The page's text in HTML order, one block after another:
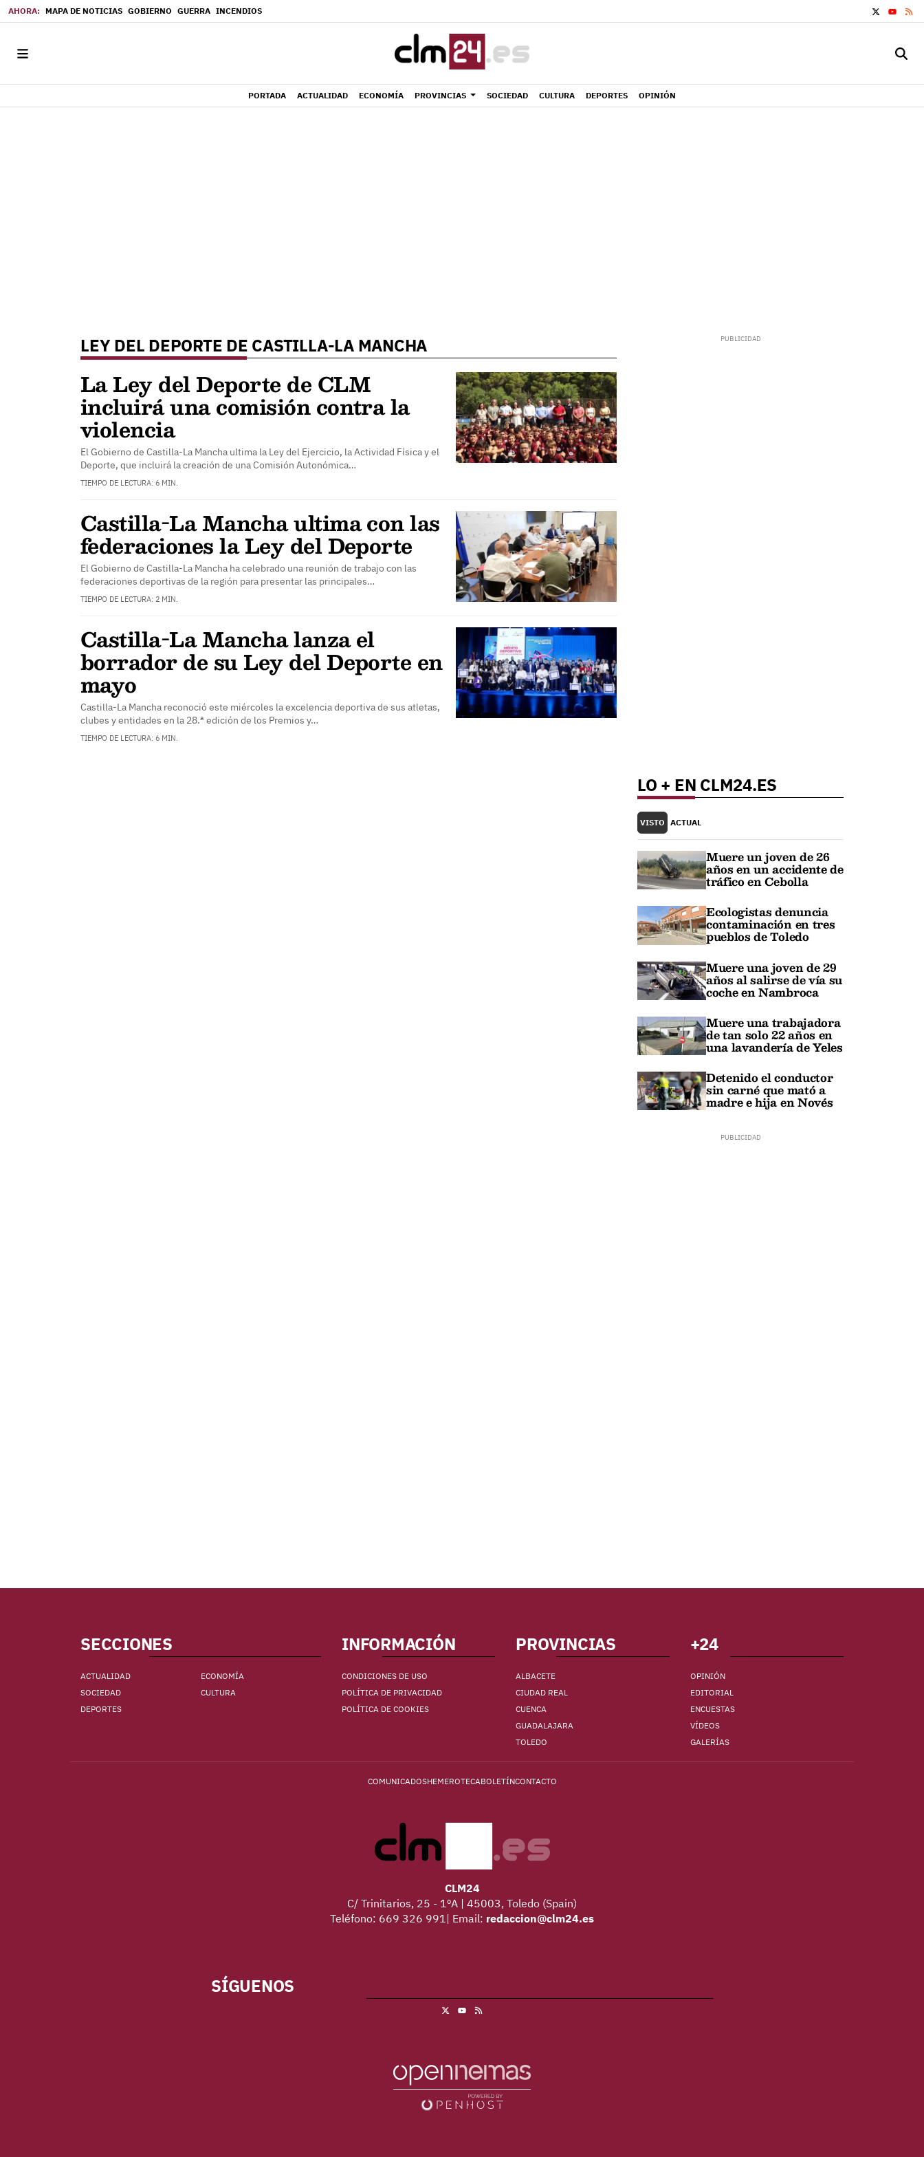
MAPA DE NOTICIAS GOBIERNO GUERRA INCENDIOS
YOUTUBE
PORTADA ACTUALIDAD ECONOMÍA PROVINCIAS SOCIEDAD CULTURA DEPORTES OPINIÓN
LEY DEL DEPORTE DE CASTILLA-LA MANCHA
La Ley del Deporte de CLM
incluirá una comisión contra la
violencia
El Gobierno de Castilla-La Mancha ultima la Ley del Ejercicio, la Actividad Física y el
Deporte, que incluirá la creación de una Comisión Autonómica…
TIEMPO DE LECTURA: 6 MIN.
Castilla-La Mancha ultima con las
federaciones la Ley del Deporte
El Gobierno de Castilla-La Mancha ha celebrado una reunión de trabajo con las
federaciones deportivas de la región para presentar las principales…
TIEMPO DE LECTURA: 2 MIN.
Castilla-La Mancha lanza el
borrador de su Ley del Deporte en
mayo
Castilla-La Mancha reconoció este miércoles la excelencia deportiva de sus atletas,
clubes y entidades en la 28.ª edición de los Premios y…
TIEMPO DE LECTURA: 6 MIN.
LO + EN CLM24.ES
VISTO ACTUAL
Muere un joven de 26
años en un accidente de
tráfico en Cebolla
Ecologistas denuncia
contaminación en tres
pueblos de Toledo
Muere una joven de 29
años al salirse de vía su
coche en Nambroca
Muere una trabajadora
de tan solo 22 años en
una lavandería de Yeles
Detenido el conductor
sin carné que mató a
madre e hija en Novés
SECCIONES
ACTUALIDAD
ECONOMÍA
SOCIEDAD
CULTURA
DEPORTES
INFORMACIÓN
CONDICIONES DE USO
POLÍTICA DE PRIVACIDAD
POLÍTICA DE COOKIES
PROVINCIAS
ALBACETE
CIUDAD REAL
CUENCA
GUADALAJARA
TOLEDO
+24
OPINIÓN
EDITORIAL
ENCUESTAS
VÍDEOS
GALERÍAS
COMUNICADOSHEMEROTECABOLETÍNCONTACTO
CLM24
C/ Trinitarios, 25 - 1ºA | 45003, Toledo (Spain)
Teléfono: 669 326 991| Email: redaccion@clm24.es
SÍGUENOS